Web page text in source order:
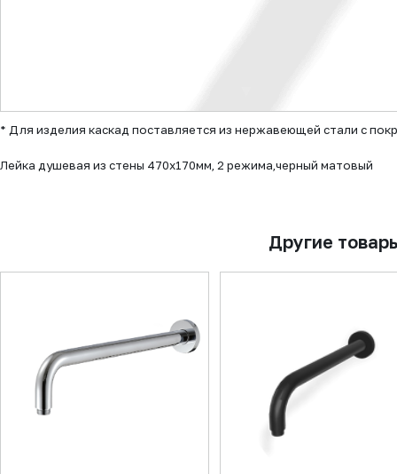
* Для изделия каскад поставляется из нержавеющей стали с
Лейка душевая из стены 470х170мм, 2 режима,черный матовый
Другие